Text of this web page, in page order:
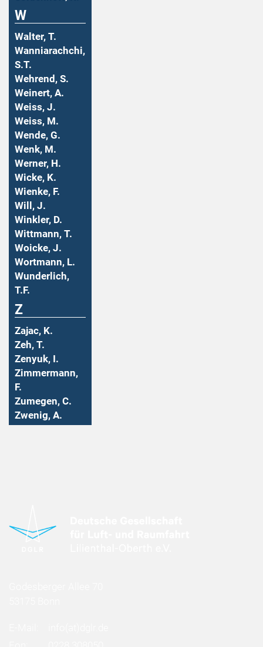
W
Walter, T.
Wanniarachchi,
S.T.
Wehrend, S.
Weinert, A.
Weiss, J.
Weiss, M.
Wende, G.
Wenk, M.
Werner, H.
Wicke, K.
Wienke, F.
Will, J.
Winkler, D.
Wittmann, T.
Woicke, J.
Wortmann, L.
Wunderlich,
T.F.
Z
Zajac, K.
Zeh, T.
Zenyuk, I.
Zimmermann,
F.
Zumegen, C.
Zwenig, A.